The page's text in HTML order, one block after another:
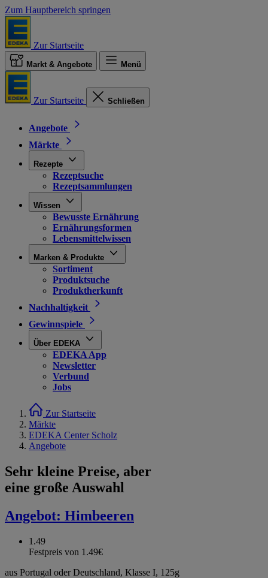
Zum Hauptbereich springen
Zur Startseite
Markt & Angebote Menü
Zur Startseite Schließen
Angebote
Märkte
Rezepte
Rezeptsuche
Rezeptsammlungen
Wissen
Bewusste Ernährung
Ernährungsformen
Lebensmittelwissen
Marken & Produkte
Sortiment
Produktsuche
Produktherkunft
Nachhaltigkeit
Gewinnspiele
Über EDEKA
EDEKA App
Newsletter
Verbund
Jobs
Zur Startseite
Märkte
EDEKA Center Scholz
Angebote
Sehr kleine Preise, aber
eine große Auswahl
Angebot: Himbeeren
1.49
Festpreis von 1.49€
aus Portugal oder Deutschland, Klasse I, 125g